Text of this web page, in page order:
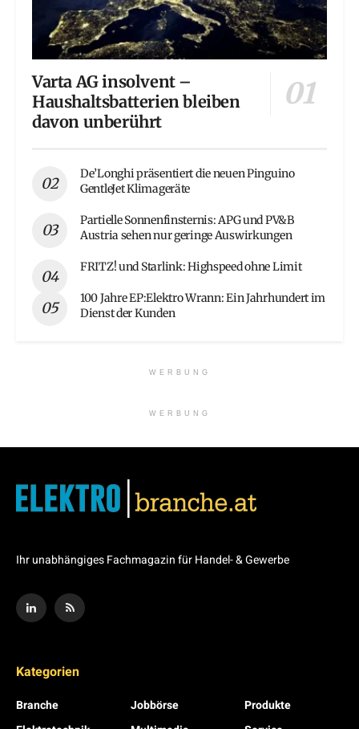
Varta AG insolvent –
Haushaltsbatterien bleiben
davon unberührt
De’Longhi präsentiert die neuen Pinguino
GentleJet Klimageräte
Partielle Sonnenfinsternis: APG und PV&B
Austria sehen nur geringe Auswirkungen
FRITZ! und Starlink: Highspeed ohne Limit
100 Jahre EP:Elektro Wrann: Ein Jahrhundert im
Dienst der Kunden
WERBUNG
WERBUNG
Ihr unabhängiges Fachmagazin für Handel- & Gewerbe
Kategorien
Branche
Jobbörse
Produkte